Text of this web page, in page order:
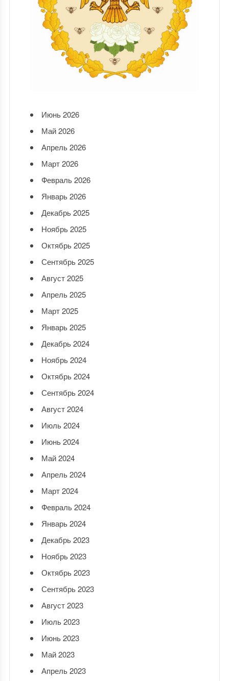
Июнь 2026
Май 2026
Апрель 2026
Март 2026
Февраль 2026
Январь 2026
Декабрь 2025
Ноябрь 2025
Октябрь 2025
Сентябрь 2025
Август 2025
Апрель 2025
Март 2025
Январь 2025
Декабрь 2024
Ноябрь 2024
Октябрь 2024
Сентябрь 2024
Август 2024
Июль 2024
Июнь 2024
Май 2024
Апрель 2024
Март 2024
Февраль 2024
Январь 2024
Декабрь 2023
Ноябрь 2023
Октябрь 2023
Сентябрь 2023
Август 2023
Июль 2023
Июнь 2023
Май 2023
Апрель 2023